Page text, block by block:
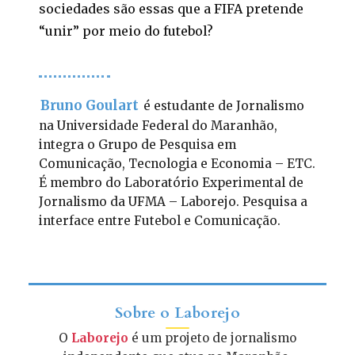
sociedades são essas que a FIFA pretende
“unir” por meio do futebol?
Bruno Goulart é estudante de Jornalismo
na Universidade Federal do Maranhão,
integra o Grupo de Pesquisa em
Comunicação, Tecnologia e Economia – ETC.
É membro do Laboratório Experimental de
Jornalismo da UFMA – Laborejo. Pesquisa a
interface entre Futebol e Comunicação.
Sobre o Laborejo
O Laborejo é um projeto de jornalismo